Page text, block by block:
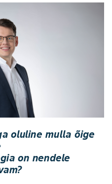
oluline mulla õige
on nendele